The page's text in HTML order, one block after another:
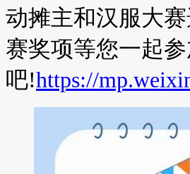
动摊主和汉服大
赛奖项等您一起
吧!https://